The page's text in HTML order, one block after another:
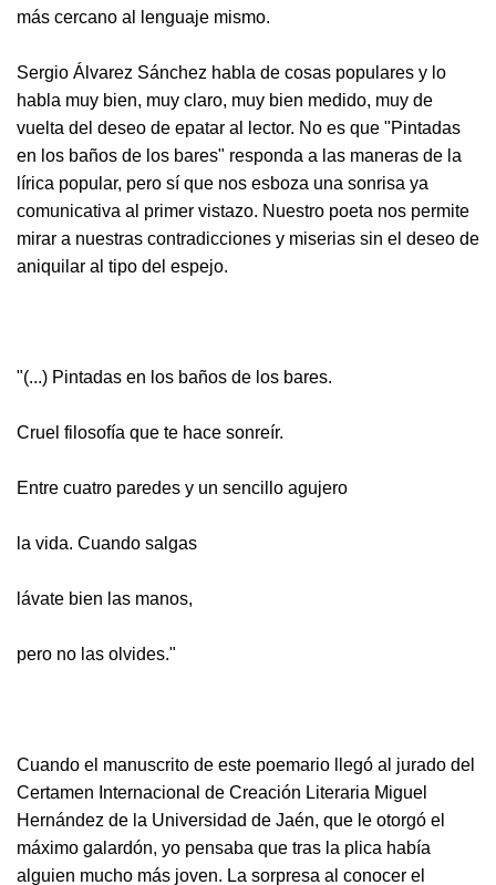
más cercano al lenguaje mismo.
Sergio Álvarez Sánchez habla de cosas populares y lo
habla muy bien, muy claro, muy bien medido, muy de
vuelta del deseo de epatar al lector. No es que "Pintadas
en los baños de los bares" responda a las maneras de la
lírica popular, pero sí que nos esboza una sonrisa ya
comunicativa al primer vistazo. Nuestro poeta nos permite
mirar a nuestras contradicciones y miserias sin el deseo de
aniquilar al tipo del espejo.
"(...) Pintadas en los baños de los bares.
Cruel filosofía que te hace sonreír.
Entre cuatro paredes y un sencillo agujero
la vida. Cuando salgas
lávate bien las manos,
pero no las olvides."
Cuando el manuscrito de este poemario llegó al jurado del
Certamen Internacional de Creación Literaria Miguel
Hernández de la Universidad de Jaén, que le otorgó el
máximo galardón, yo pensaba que tras la plica había
alguien mucho más joven. La sorpresa al conocer el